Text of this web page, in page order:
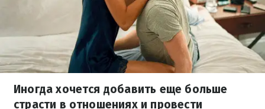
Иногда хочется добавить еще больше
страсти в отношениях и провести